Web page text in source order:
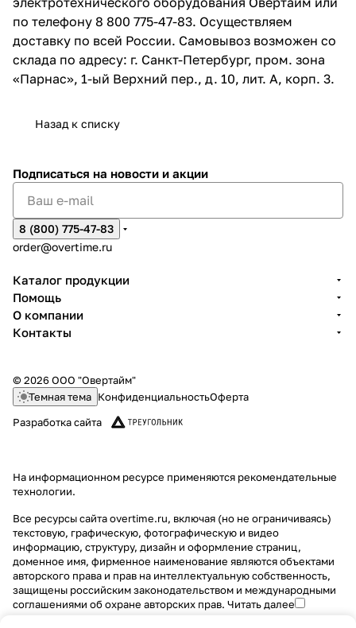
по телефону 8 800 775-47-83. Осуществляем
доставку по всей России. Самовывоз возможен со
склада по адресу: г. Санкт-Петербург, пром. зона
«Парнас», 1-ый Верхний пер., д. 10, лит. А, корп. 3.
Назад к списку
Подписаться на новости и акции
8 (800) 775-47-83
order@overtime.ru
Каталог продукции
Помощь
О компании
Контакты
© 2026 ООО "Овертайм"
Темная тема КонфиденциальностьОферта
Разработка сайта
На информационном ресурсе применяются рекомендательные
технологии.
Все ресурсы сайта overtime.ru, включая (но не ограничиваясь)
текстовую, графическую, фотографическую и видео
информацию, структуру, дизайн и оформление страниц,
доменное имя, фирменное наименование являются объектами
авторского права и прав на интеллектуальную собственность,
защищены российским законодательством и международными
соглашениями об охране авторских прав. Читать далее